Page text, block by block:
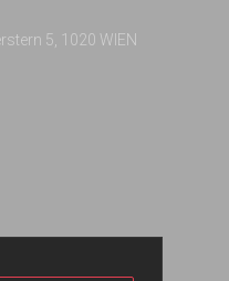
5, 1020 WIEN